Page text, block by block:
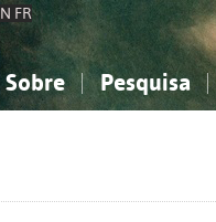
FR
Sobre Pesquisa